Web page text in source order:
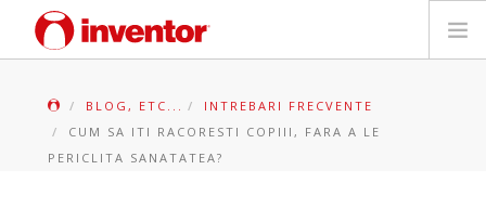
BLOG, ETC...
INTREBARI FRECVENTE
CUM SA ITI RACORESTI COPIII, FARA A LE
PERICLITA SANATATEA?